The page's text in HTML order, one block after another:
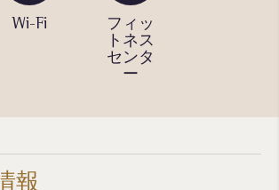
Wi-Fi
フィッ
トネス
センタ
ー
報